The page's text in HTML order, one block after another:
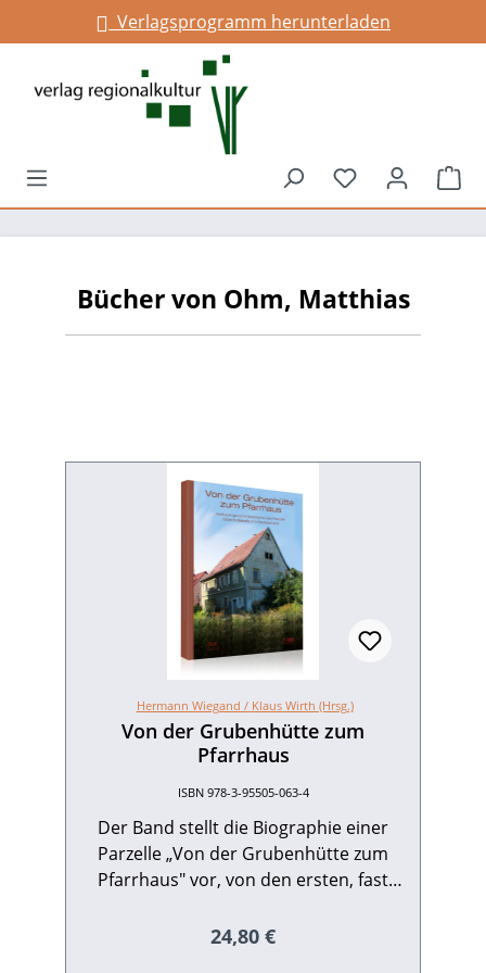
springenVerlagsprogramm herunterladen
Du hast 0
Bücher von Ohm, Matthias
Hermann Wiegand / Klaus Wirth (Hrsg.)
Von der Grubenhütte zum
Pfarrhaus
ISBN 978-3-95505-063-4
Der Band stellt die Biographie einer
Parzelle „Von der Grubenhütte zum
Pfarrhaus" vor, von den ersten, fast
bis zum Abriss des alten Schul- und
Regulärer Preis:
24,80 €